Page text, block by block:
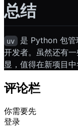
总结
uv 是 Python 包管
开发者。虽然还有
显，值得在新项目中
评论栏
你需要先
登录